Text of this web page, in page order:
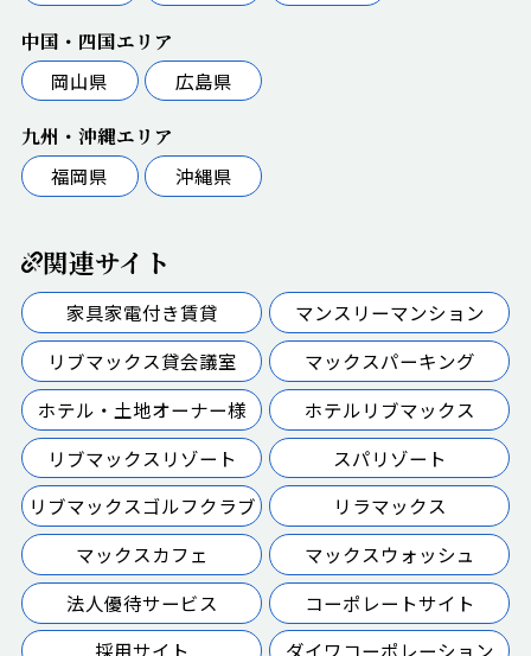
中国・四国エリア
岡山県
広島県
九州・沖縄エリア
福岡県
沖縄県
関連サイト
家具家電付き賃貸
マンスリーマンション
リブマックス貸会議室
マックスパーキング
ホテル・土地オーナー様
ホテルリブマックス
リブマックスリゾート
スパリゾート
リブマックスゴルフクラブ
リラマックス
マックスカフェ
マックスウォッシュ
法人優待サービス
コーポレートサイト
採用サイト
ダイワコーポレーション